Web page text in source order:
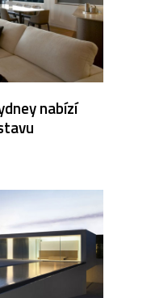
nabízí